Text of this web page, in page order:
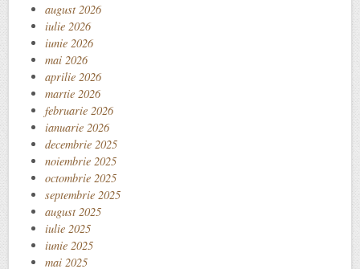
august 2026
iulie 2026
iunie 2026
mai 2026
aprilie 2026
martie 2026
februarie 2026
ianuarie 2026
decembrie 2025
noiembrie 2025
octombrie 2025
septembrie 2025
august 2025
iulie 2025
iunie 2025
mai 2025